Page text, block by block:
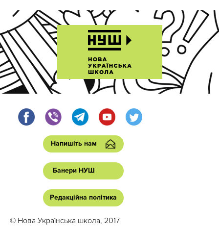
Напишіть нам
Банери НУШ
Редакційна політика
© Нова Українська школа, 2017